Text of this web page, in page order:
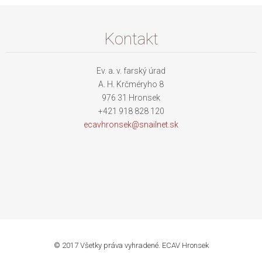
Kontakt
Ev. a. v. farský úrad
A. H. Krčméryho 8
976 31 Hronsek
+421 918 828 120
ecavhronsek@snailnet.sk
© 2017 Všetky práva vyhradené. ECAV Hronsek